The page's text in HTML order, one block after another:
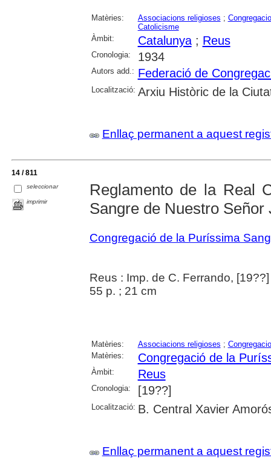
Matèries: Associacions religioses ;
Catolicisme
Àmbit:
Catalunya; Reus
Cronologia: 1934
Autors add.: Federació de
Localització: Arxiu Històric de la
Enllaç permanent a aquest
14 / 811
seleccionar
imprimir
Reglamento de la Real
Sangre de Nuestro Señor
Congregació de la Puríssima
Reus : Imp. de C. Ferrando, [19??]
55 p. ; 21 cm
Matèries: Associacions religioses ;
Matèries:
Congregació de la
Àmbit: Reus
Cronologia: [19??]
Localització: B. Central Xavier
Enllaç permanent a aquest